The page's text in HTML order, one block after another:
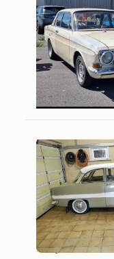
peter
Beveren
Warre
Nijlen